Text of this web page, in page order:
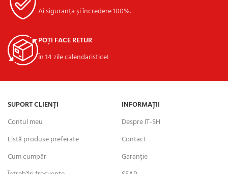
Ai siguranța și încredere 100%.
POȚI FACE RETUR
În 14 zile calendaristice!
SUPORT CLIENȚI
Contul meu
Listă produse preferate
Cum cumpăr
INFORMAȚII
Despre IT-SH
Contact
Garanție